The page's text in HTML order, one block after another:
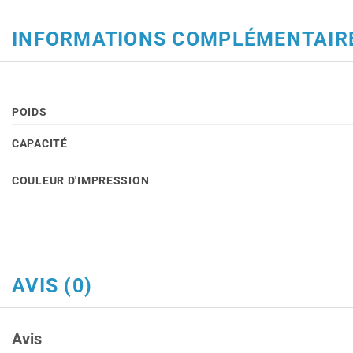
INFORMATIONS
POIDS
CAPACITÉ
COULEUR D'IMPRESSION
AVIS (0)
Avis